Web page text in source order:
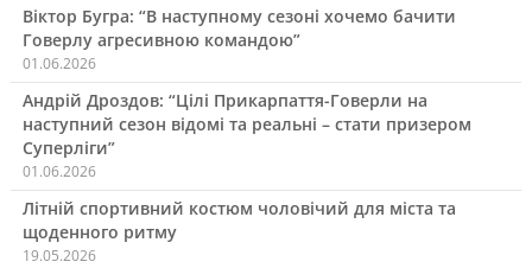
Віктор Бугра: “В наступному сезоні хочемо бачити
Говерлу агресивною командою”
01.06.2026
Андрій Дроздов: “Цілі Прикарпаття-Говерли на
наступний сезон відомі та реальні – стати призером
Суперліги”
01.06.2026
Літній спортивний костюм чоловічий для міста та
щоденного ритму
19.05.2026